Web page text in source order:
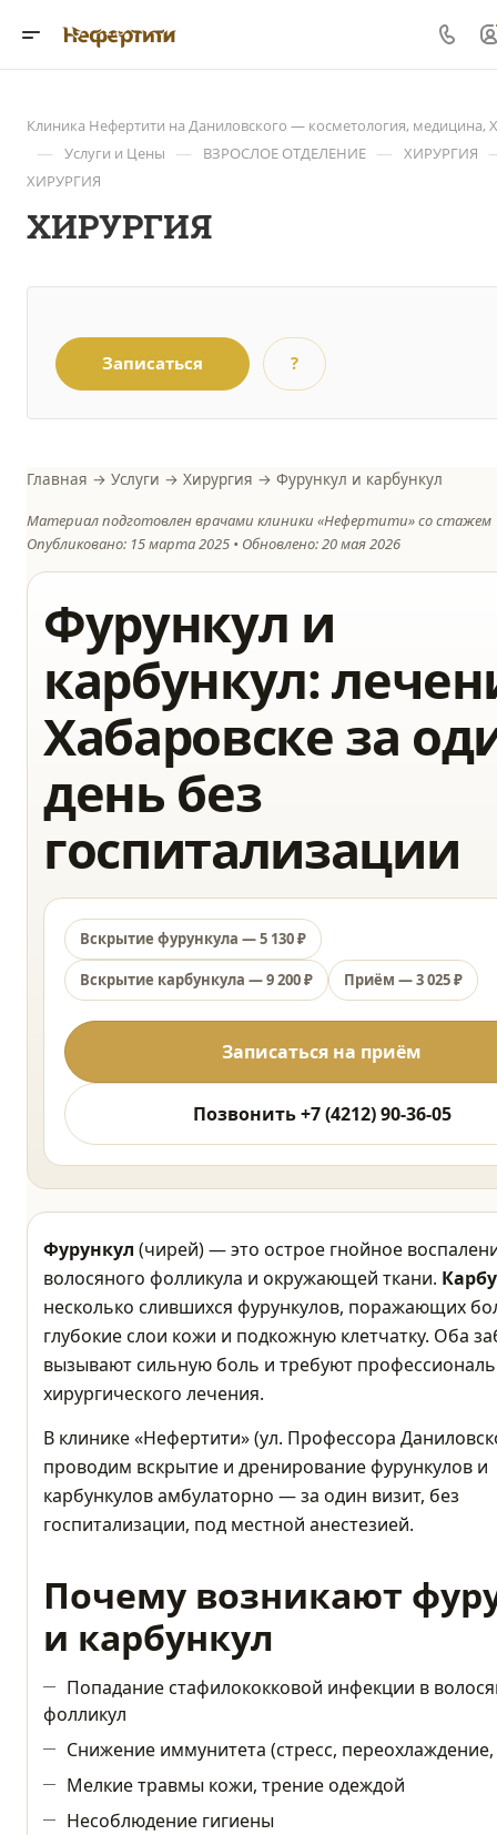
Клиника Нефертити на Даниловского — косметология, медицина,
— Услуги и Цены — ВЗРОСЛОЕ ОТДЕЛЕНИЕ — ХИРУРГИЯ
ХИРУРГИЯ
ХИРУРГИЯ
Записаться ?
Главная → Услуги → Хирургия → Фурункул и карбункул
Материал подготовлен врачами клиники «Нефертити» со стажем
Опубликовано: 15 марта 2025 • Обновлено: 20 мая 2026
Фурункул и
карбункул:
Хабаровске за
день без
госпитализации
Вскрытие фурункула — 5 130 ₽
Вскрытие карбункула — 9 200 ₽ Приём — 3 025 ₽
Записаться на приём
Позвонить +7 (4212) 90-36-05
Фурункул (чирей) — это острое гнойное
волосяного фолликула и окружающей ткани.
несколько слившихся фурункулов, поражающих
глубокие слои кожи и подкожную клетчатку. Оба
вызывают сильную боль и требуют
хирургического лечения.
В клинике «Нефертити» (ул. Профессора
проводим вскрытие и дренирование фурункулов и
карбункулов амбулаторно — за один визит, без
госпитализации, под местной анестезией.
Почему возникают
и карбункул
Попадание стафилококковой инфекции в
фолликул
Снижение иммунитета (стресс,
Мелкие травмы кожи, трение одеждой
Несоблюдение гигиены